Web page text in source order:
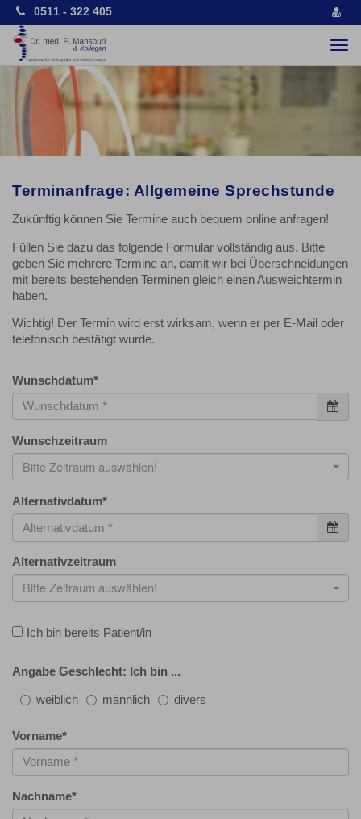
0511 - 322 405
Terminanfrage: Allgemeine Sprechstunde
Zukünftig können Sie Termine auch bequem online anfragen!
Füllen Sie dazu das folgende Formular vollständig aus. Bitte
geben Sie mehrere Termine an, damit wir bei Überschneidungen
mit bereits bestehenden Terminen gleich einen Ausweichtermin
haben.
Wichtig! Der Termin wird erst wirksam, wenn er per E-Mail oder
telefonisch bestätigt wurde.
Wunschdatum*
Wunschzeitraum
Bitte Zeitraum auswählen!
Alternativdatum*
Alternativzeitraum
Bitte Zeitraum auswählen!
Ich bin bereits Patient/in
Angabe Geschlecht: Ich bin ...
weiblich männlich divers
Vorname*
Nachname*